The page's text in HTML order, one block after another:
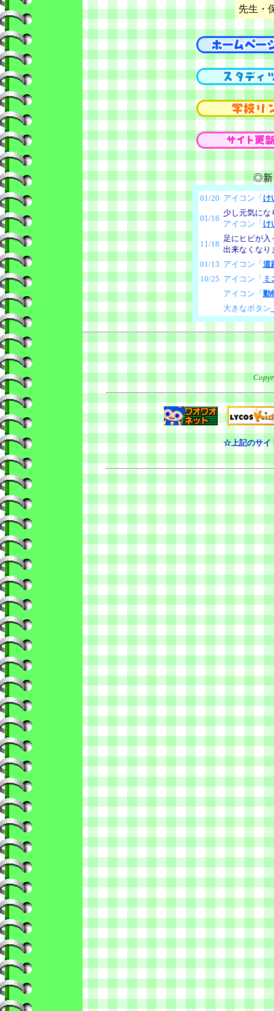
先生・
◎新
01/20 アイコン「 け
01/16
少し元気にな
アイコン「 け
11/18
足にヒビが入
出来なくなり
01/13 アイコン「 道
10/25 アイコン「 ミ
アイコン「 動
大きなボタン
☆上記のサイ